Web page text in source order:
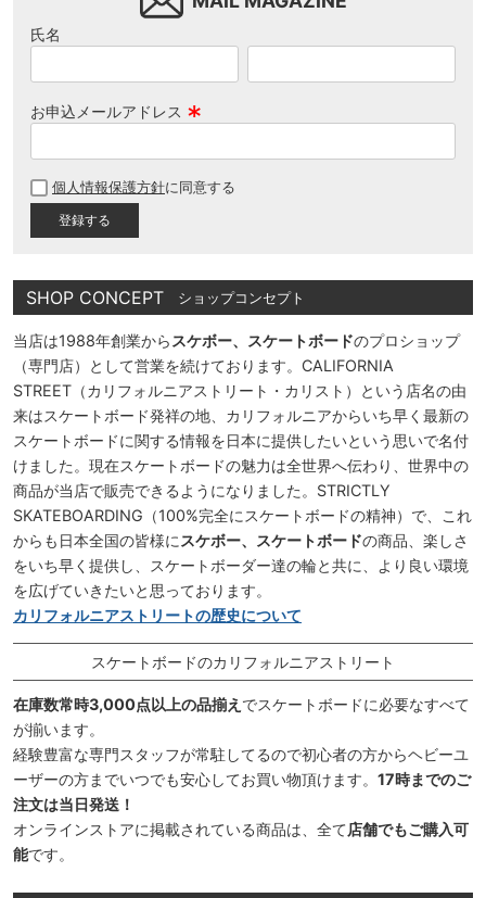
氏名
お申込メールアドレス
須
個人情報保護方針に同意する
SHOP CONCEPT ショップコンセプト
当店は1988年創業から スケボー、スケートボードのプロショップ
（専門店）として営業を続けております。CALIFORNIA
STREET（カリフォルニアストリート・カリスト）という店名の由
来はスケートボード発祥の地、カリフォルニアからいち早く最新の
スケートボードに関する情報を日本に提供したいという思いで名付
けました。現在スケートボードの魅力は全世界へ伝わり、世界中の
商品が当店で販売できるようになりました。STRICTLY
SKATEBOARDING（100%完全にスケートボードの精神）で、これ
からも日本全国の皆様に スケボー、スケートボードの商品、楽しさ
をいち早く提供し、スケートボーダー達の輪と共に、より良い環境
を広げていきたいと思っております。
カリフォルニアストリートの歴史について
スケートボードのカリフォルニアストリート
在庫数常時3,000点以上の品揃え でスケートボードに必要なすべて
が揃います。
経験豊富な専門スタッフが常駐してるので初心者の方からヘビーユ
ーザーの方までいつでも安心してお買い物頂けます。 17時までのご
注文は当日発送！
オンラインストアに掲載されている商品は、全て店舗でもご購入可
能です。